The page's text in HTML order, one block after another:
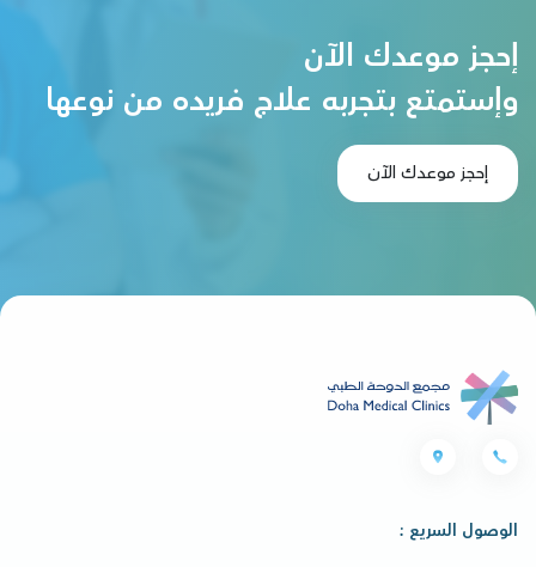
إحجز موعدك الآن
وإستمتع بتجربه علاج فريده من نوعها
إحجز موعدك الآن
الوصول السريع :